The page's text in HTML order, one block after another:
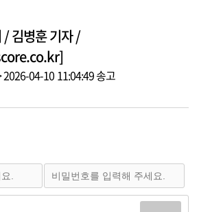
/ 김병훈 기자 /
04-10 11:04:49 송고